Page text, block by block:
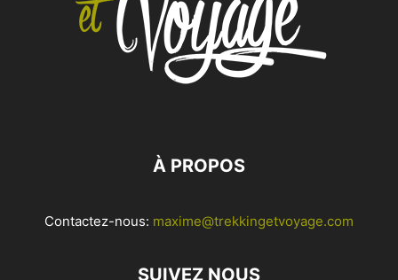
À PROPOS
Contactez-nous: maxime@trekkingetvoyage.com
SUIVEZ NOUS